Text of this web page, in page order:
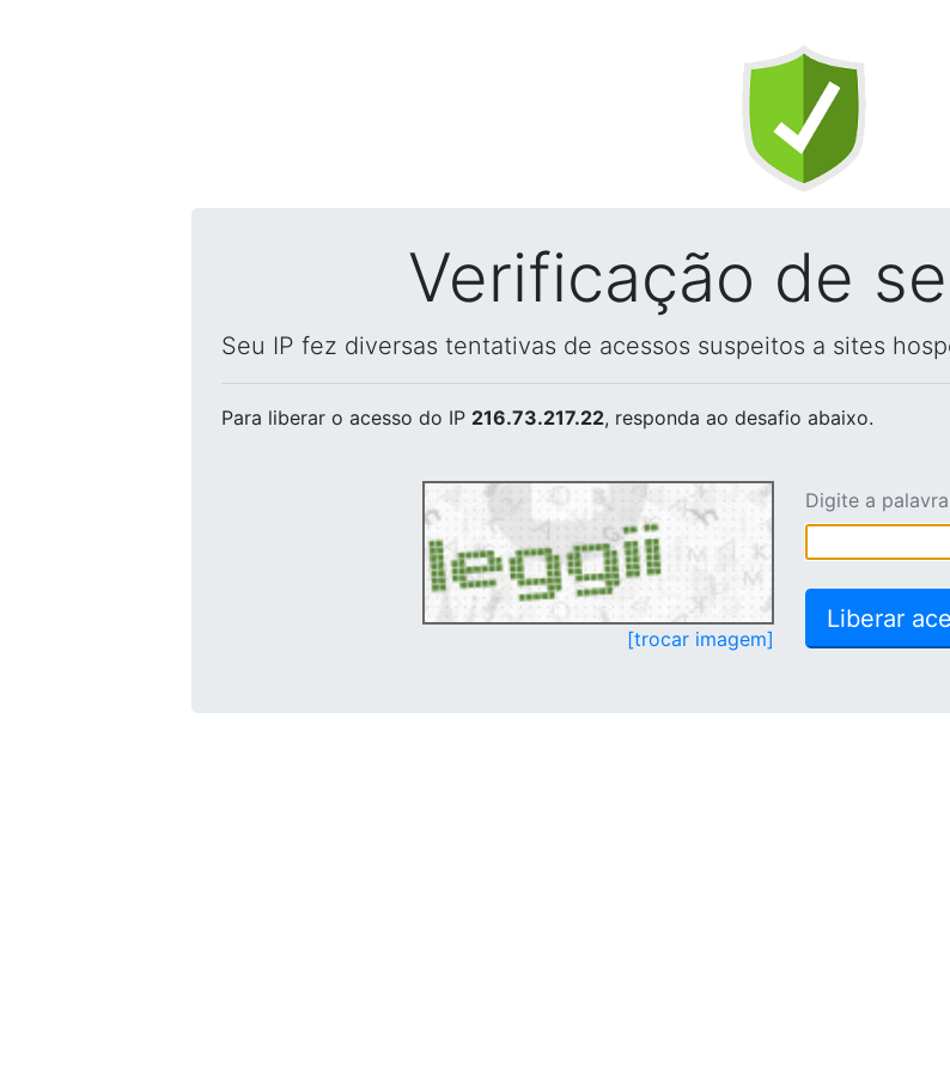
Verificação de
Seu IP fez diversas tentativas de acessos suspeitos a sites
Para liberar o acesso do IP 216.73.217.22, responda ao desafio abaixo.
[trocar imagem]
Digite a